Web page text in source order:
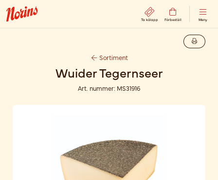
Ta kölapp Förbeställ Meny
Sortiment
Wuider Tegernseer
Art. nummer: MS31916